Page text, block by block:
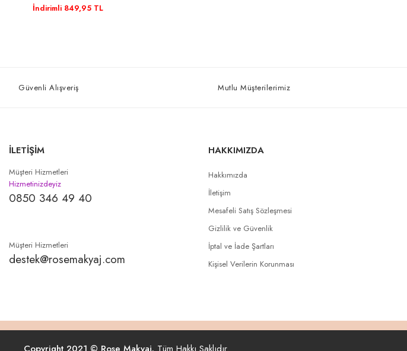
İndirimli 849,95 TL
Güvenli Alışveriş Mutlu Müşterilerimiz
İLETİŞİM
Müşteri Hizmetleri
Hizmetinizdeyiz
0850 346 49 40
Müşteri Hizmetleri
destek@rosemakyaj.com
HAKKIMIZDA
Hakkımızda
İletişim
Mesafeli Satış Sözleşmesi
Gizlilik ve Güvenlik
İptal ve İade Şartları
Kişisel Verilerin Korunması